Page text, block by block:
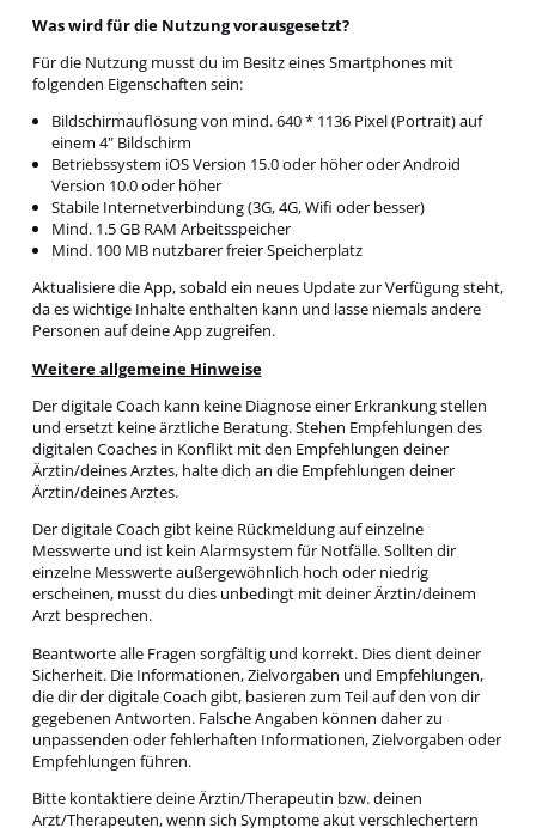
Was wird für die Nutzung vorausgesetzt?
Für die Nutzung musst du im Besitz eines Smartphones mit
folgenden Eigenschaften sein:
Bildschirmauflösung von mind. 640 * 1136 Pixel (Portrait) auf
einem 4" Bildschirm
Betriebssystem iOS Version 15.0 oder höher oder Android
Version 10.0 oder höher
Stabile Internetverbindung (3G, 4G, Wifi oder besser)
Mind. 1.5 GB RAM Arbeitsspeicher
Mind. 100 MB nutzbarer freier Speicherplatz
Aktualisiere die App, sobald ein neues Update zur Verfügung steht,
da es wichtige Inhalte enthalten kann und lasse niemals andere
Personen auf deine App zugreifen.
Weitere allgemeine Hinweise
Der digitale Coach kann keine Diagnose einer Erkrankung stellen
und ersetzt keine ärztliche Beratung. Stehen Empfehlungen des
digitalen Coaches in Konflikt mit den Empfehlungen deiner
Ärztin/deines Arztes, halte dich an die Empfehlungen deiner
Ärztin/deines Arztes.
Der digitale Coach gibt keine Rückmeldung auf einzelne
Messwerte und ist kein Alarmsystem für Notfälle. Sollten dir
einzelne Messwerte außergewöhnlich hoch oder niedrig
erscheinen, musst du dies unbedingt mit deiner Ärztin/deinem
Arzt besprechen.
Beantworte alle Fragen sorgfältig und korrekt. Dies dient deiner
Sicherheit. Die Informationen, Zielvorgaben und Empfehlungen,
die dir der digitale Coach gibt, basieren zum Teil auf den von dir
gegebenen Antworten. Falsche Angaben können daher zu
unpassenden oder fehlerhaften Informationen, Zielvorgaben oder
Empfehlungen führen.
Bitte kontaktiere deine Ärztin/Therapeutin bzw. deinen
Arzt/Therapeuten, wenn sich Symptome akut verschlechertern